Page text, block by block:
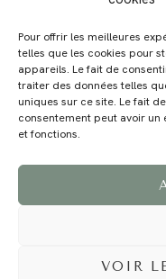
Pour offrir les meilleures
telles que les cookies pour
appareils. Le fait de
traiter des données telles
uniques sur ce site. Le fait
consentement peut avoir
et fonctions.
VOIR
MAGALI